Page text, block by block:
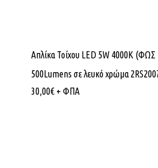
Απλίκα Τοίχου LED 5W 4000K
500Lumens σε λευκό χρώμα
30,00€ + ΦΠΑ